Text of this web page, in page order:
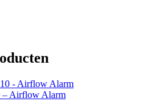
– Airflow Alarm